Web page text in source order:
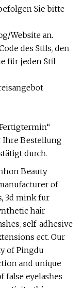
Sie bitte
Website an.
des Stils, den
für jeden Stil
Ihre Bestellung
durch.
Beauty
of
3d mink fur
hair
self-adhesive
ect. Our
of Pingdu
and unique
false eyelashes